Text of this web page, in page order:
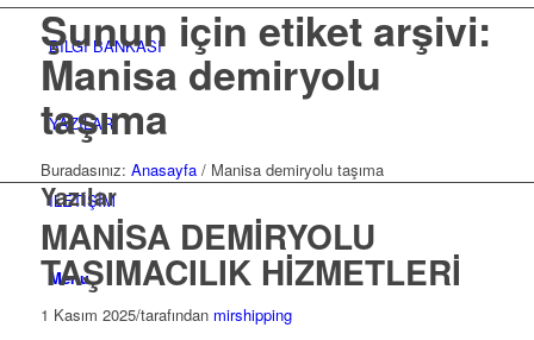
BİLGİ BANKASI
YAZILAR
İLETİŞİM
Menu
Şunun için etiket arşivi:
Manisa demiryolu
taşıma
Buradasınız: Anasayfa / Manisa demiryolu taşıma
Yazılar
MANİSA DEMİRYOLU
TAŞIMACILIK HİZMETLERİ
1 Kasım 2025/tarafından mirshipping